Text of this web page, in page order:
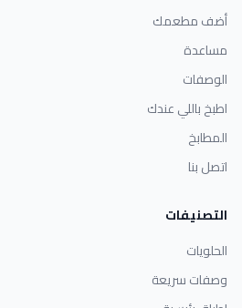
أضف مطعمك
مساعدة
الوصفات
اطبخ باللي عندك
المطابخ
اتصل بنا
التصنيفات
الحلويات
وصفات سريعة